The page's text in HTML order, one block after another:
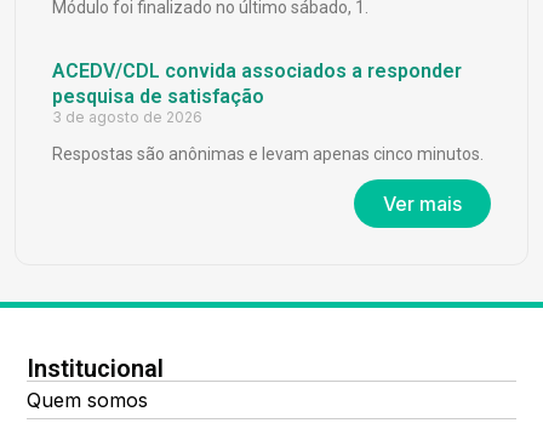
Módulo foi finalizado no último sábado, 1.
ACEDV/CDL convida associados a responder
pesquisa de satisfação
3 de agosto de 2026
Respostas são anônimas e levam apenas cinco minutos.
Ver mais
Institucional
Quem somos